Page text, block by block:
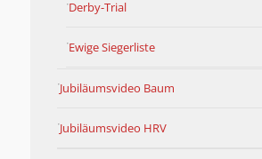
Derby-Trial
Ewige Siegerliste
Jubiläumsvideo Baum
Jubiläumsvideo HRV